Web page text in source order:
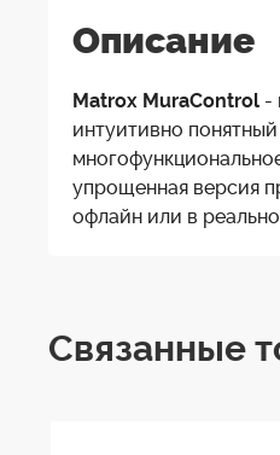
Описание
Matrox MuraControl -
интуитивно
упрощенная версия
офлайн или в
Связанные